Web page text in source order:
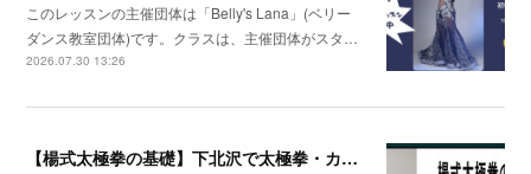
このレッスンの主催団体は「Belly's Lana」(ベリー
ダンス教室団体)です。クラスは、主催団体がスタ…
2026.07.30 13:26
【楊式太極拳の基礎】下北沢で太極拳・カンフー・少林拳